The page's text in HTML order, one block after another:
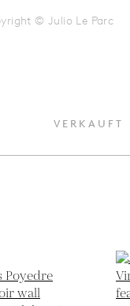
© Julio Le Parc
VERKAUFT